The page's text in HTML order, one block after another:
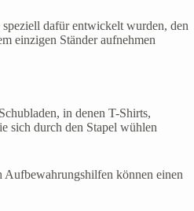
dafür entwickelt wurden, den
einzigen Ständer aufnehmen
in denen T-Shirts,
sich durch den Stapel wühlen
Aufbewahrungshilfen können einen